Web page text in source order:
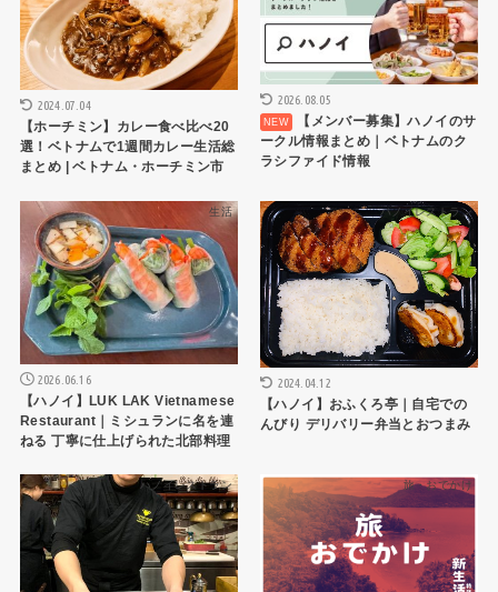
2024.07.04
【ホーチミン】カレー食べ比べ20
選！ベトナムで1週間カレー生活総
まとめ | ベトナム・ホーチミン市
2026.08.05
【メンバー募集】ハノイのサ
ークル情報まとめ｜ベトナムのク
ラシファイド情報
生活
2026.06.16
【ハノイ】LUK LAK Vietnamese
Restaurant｜ミシュランに名を連
ねる 丁寧に仕上げられた北部料理
ハノイレストラン
2024.04.12
【ハノイ】おふくろ亭｜自宅での
んびり デリバリー弁当とおつまみ
ハノイレストラン 旅・おでかけ